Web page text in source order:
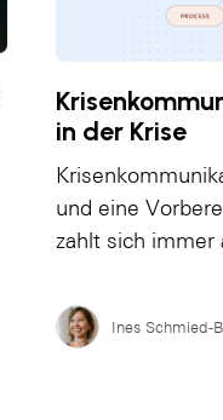
in der Krise
und eine
zahlt sich immer
Ines Schmied-